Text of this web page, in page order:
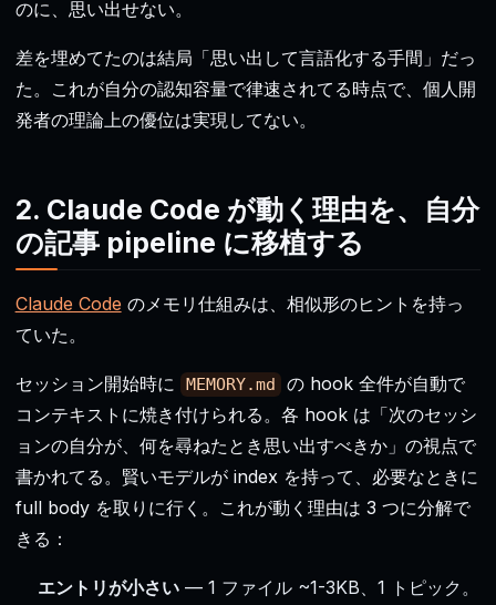
のに、思い出せない。
差を埋めてたのは結局「思い出して言語化する手間」だっ
た。これが自分の認知容量で律速されてる時点で、個人開
発者の理論上の優位は実現してない。
2. Claude Code が動く理由を、自分
の記事 pipeline に移植する
Claude Code のメモリ仕組みは、相似形のヒントを持っ
ていた。
セッション開始時に MEMORY.md
の hook 全件が自動で
コンテキストに焼き付けられる。各 hook は「次のセッシ
ョンの自分が、何を尋ねたとき思い出すべきか」の視点で
書かれてる。賢いモデルが index を持って、必要なときに
full body を取りに行く。これが動く理由は 3 つに分解で
きる：
エントリが小さい— 1 ファイル ~1-3KB、1 トピック。